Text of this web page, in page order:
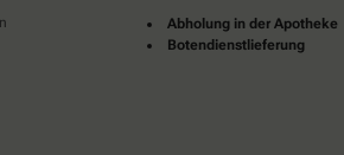
Abholung in der Apotheke
Botendienstlieferung